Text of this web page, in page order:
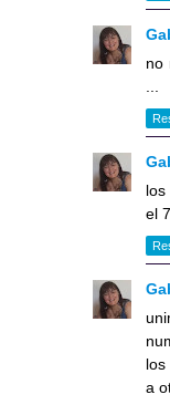
no
...
el
a